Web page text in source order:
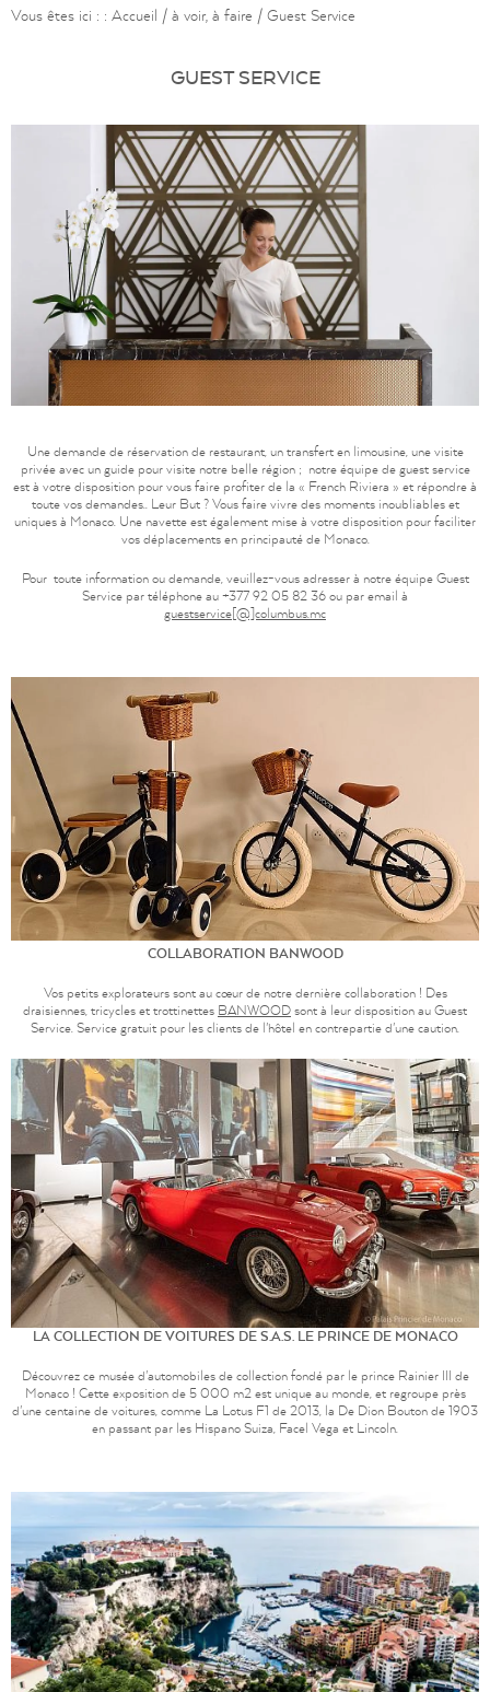
Vous êtes ici : : Accueil / à voir, à faire / Guest Service
GUEST SERVICE
Une demande de réservation de restaurant, un transfert en limousine, une visite
privée avec un guide pour visite notre belle région ; notre équipe de guest service
est à votre disposition pour vous faire profiter de la « French Riviera » et répondre à
toute vos demandes.. Leur But ? Vous faire vivre des moments inoubliables et
uniques à Monaco. Une navette est également mise à votre disposition pour faciliter
vos déplacements en principauté de Monaco.
Pour toute information ou demande, veuillez-vous adresser à notre équipe Guest
Service par téléphone au +377 92 05 82 36 ou par email à
guestservice[@]columbus.mc
COLLABORATION BANWOOD
Vos petits explorateurs sont au cœur de notre dernière collaboration ! Des
draisiennes, tricycles et trottinettes BANWOODsont à leur disposition au Guest
Service. Service gratuit pour les clients de l'hôtel en contrepartie d'une caution.
LA COLLECTION DE VOITURES DE S.A.S. LE PRINCE DE MONACO
Découvrez ce musée d'automobiles de collection fondé par le prince Rainier III de
Monaco ! Cette exposition de 5 000 m2 est unique au monde, et regroupe près
d'une centaine de voitures, comme La Lotus F1 de 2013, la De Dion Bouton de 1903
en passant par les Hispano Suiza, Facel Vega et Lincoln.